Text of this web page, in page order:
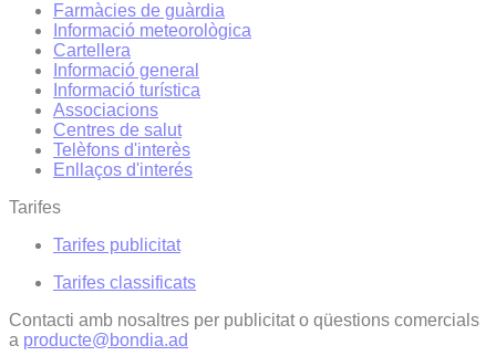
Farmàcies de guàrdia
Informació meteorològica
Cartellera
Informació general
Informació turística
Associacions
Centres de salut
Telèfons d'interès
Enllaços d'interés
Tarifes
Tarifes publicitat
Tarifes classificats
Contacti amb nosaltres per publicitat o qüestions comercials
a producte@bondia.ad